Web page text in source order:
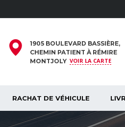
1905 BOULEVARD BASSIÈRE,
CHEMIN PATIENT À RÉMIRE
MONTJOLY VOIR LA CARTE
RACHAT DE VÉHICULE